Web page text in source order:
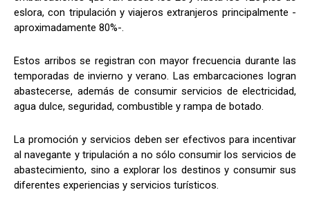
eslora, con tripulación y viajeros extranjeros principalmente -
aproximadamente 80%-.
Estos arribos se registran con mayor frecuencia durante las
temporadas de invierno y verano. Las embarcaciones logran
abastecerse, además de consumir servicios de electricidad,
agua dulce, seguridad, combustible y rampa de botado.
La promoción y servicios deben ser efectivos para incentivar
al navegante y tripulación a no sólo consumir los servicios de
abastecimiento, sino a explorar los destinos y consumir sus
diferentes experiencias y servicios turísticos.